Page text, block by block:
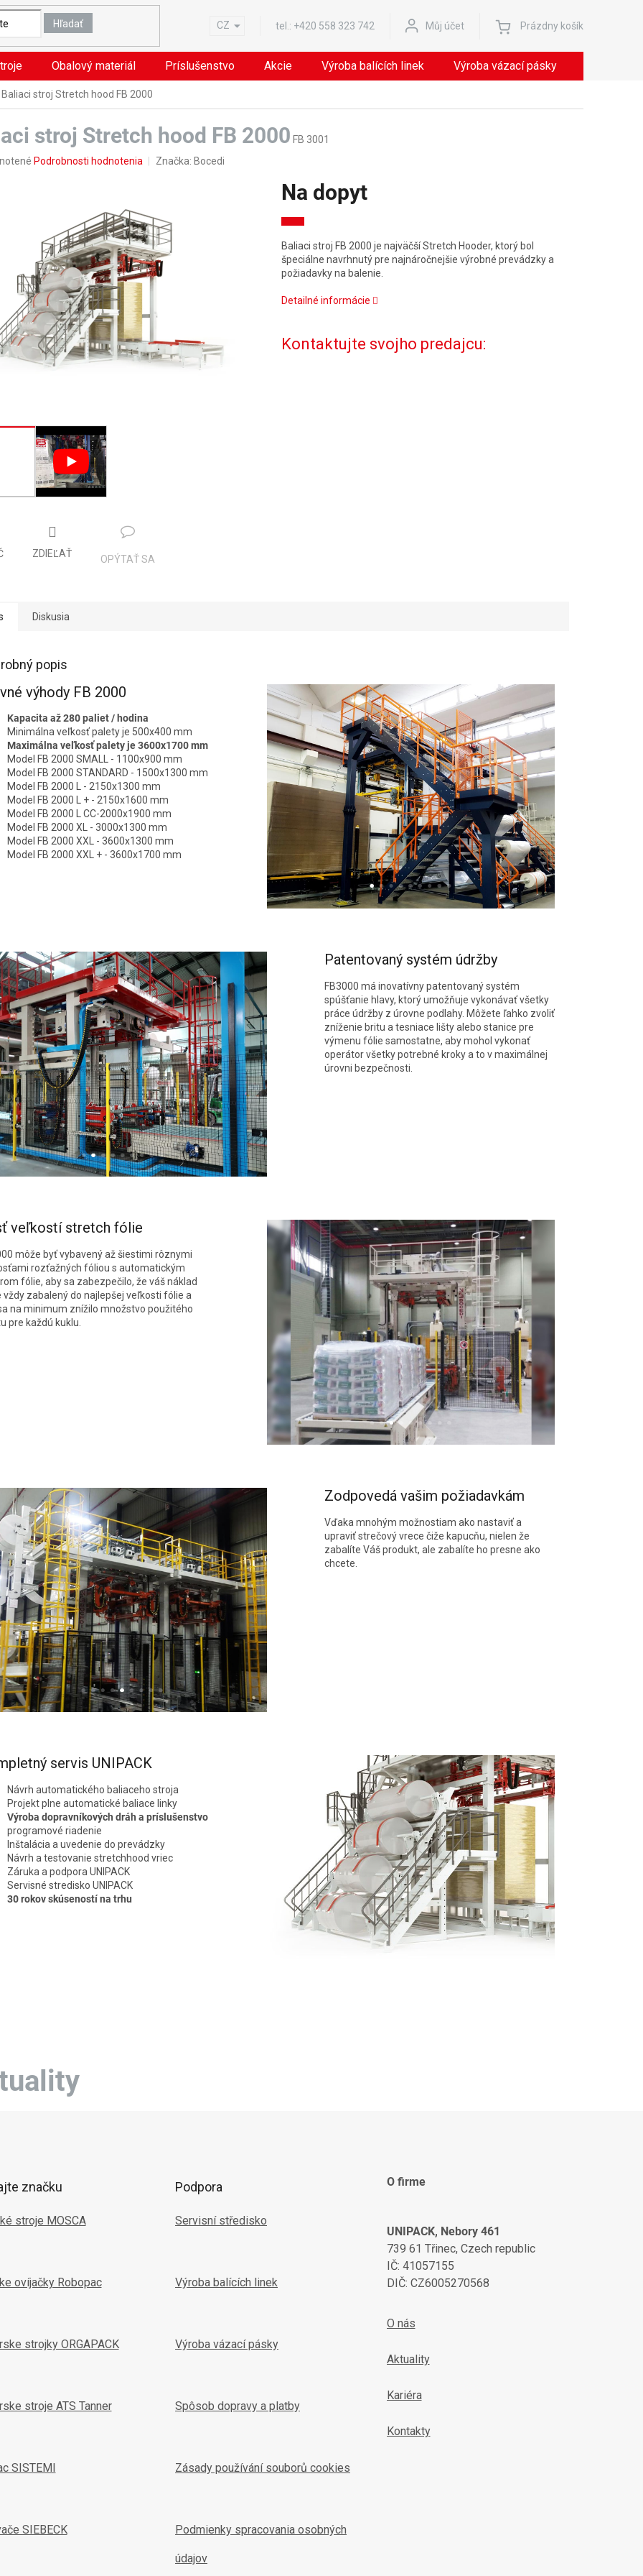
Hľadať CZ tel.: +420 558 323 742 Můj účet
Nákupný
Prázdny košík
Obalový materiál Príslušenstvo Akcie Výroba balících linek Výroba vázací pásky
Baliaci stroj Stretch hood FB 2000
stroj Stretch hood FB 2000 FB 3001
Podrobnosti hodnotenia Značka: Bocedi
ZDIEĽAŤ
OPÝTAŤ SA
Na dopyt
Jednotková
Baliaci stroj FB 2000 je najväčší Stretch Hooder, ktorý bol
špeciálne navrhnutý pre najnáročnejšie výrobné prevádzky a
požiadavky na balenie.
Detailné informácie
Kontaktujte svojho predajcu:
Diskusia
popis
výhody FB 2000
Kapacita až 280 paliet / hodina
Minimálna veľkosť palety je 500x400 mm
Maximálna veľkosť palety je 3600x1700 mm
Model FB 2000 SMALL - 1100x900 mm
Model FB 2000 STANDARD - 1500x1300 mm
Model FB 2000 L - 2150x1300 mm
Model FB 2000 L + - 2150x1600 mm
Model FB 2000 L CC-2000x1900 mm
Model FB 2000 XL - 3000x1300 mm
Model FB 2000 XXL - 3600x1300 mm
Model FB 2000 XXL + - 3600x1700 mm
Patentovaný systém údržby
FB3000 má inovatívny patentovaný systém
spúšťanie hlavy, ktorý umožňuje vykonávať všetky
práce údržby z úrovne podlahy. Môžete ľahko zvoliť
zníženie britu a tesniace lišty alebo stanice pre
výmenu fólie samostatne, aby mohol vykonať
operátor všetky potrebné kroky a to v maximálnej
úrovni bezpečnosti.
veľkostí stretch fólie
môže byť vybavený až šiestimi rôznymi
rozťažných fóliou s automatickým
fólie, aby sa zabezpečilo, že váš náklad
vždy zabalený do najlepšej veľkosti fólie a
na minimum znížilo množstvo použitého
pre každú kuklu.
Zodpovedá vašim požiadavkám
Vďaka mnohým možnostiam ako nastaviť a
upraviť strečový vrece čiže kapucňu, nielen že
zabalíte Váš produkt, ale zabalíte ho presne ako
chcete.
servis UNIPACK
Návrh automatického baliaceho stroja
Projekt plne automatické baliace linky
Výroba dopravníkových dráh a príslušenstvo
programové riadenie
Inštalácia a uvedenie do prevádzky
Návrh a testovanie stretchhood vriec
Záruka a podpora UNIPACK
Servisné stredisko UNIPACK
30 rokov skúseností na trhu
značku
stroje MOSCA
ovíjačky Robopac
strojky ORGAPACK
stroje ATS Tanner
SISTEMI
SIEBECK
Podpora
Servisní středisko
Výroba balících linek
Výroba vázací pásky
Spôsob dopravy a platby
Zásady používání souborů cookies
Podmienky spracovania osobných
údajov
O firme
UNIPACK, Nebory 461
739 61 Třinec, Czech republic
IČ: 41057155
DIČ: CZ6005270568
O nás
Aktuality
Kariéra
Kontakty